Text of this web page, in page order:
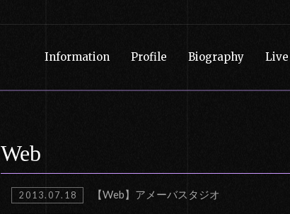
Information Profile Biography Live
Web
2013.07.18 【Web】アメーバスタジオ